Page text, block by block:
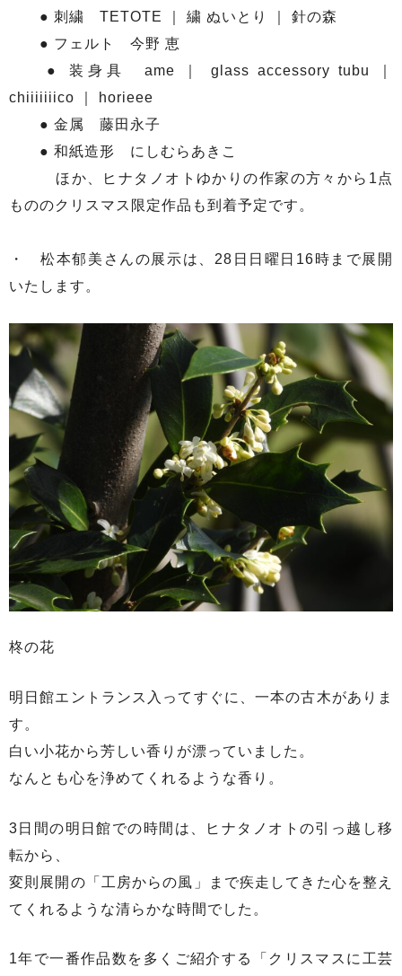
● 刺繍 TETOTE ｜ 繍 ぬいとり ｜ 針の森
● フェルト 今野 恵
● 装身具 ame ｜ glass accessory tubu ｜
chiiiiiiico ｜ horieee
● 金属 藤田永子
● 和紙造形 にしむらあきこ
ほか、ヒナタノオトゆかりの作家の方々から1点
もののクリスマス限定作品も到着予定です。
・ 松本郁美さんの展示は、28日日曜日16時まで展開
いたします。
柊の花
明日館エントランス入ってすぐに、一本の古木がありま
す。
白い小花から芳しい香りが漂っていました。
なんとも心を浄めてくれるような香り。
3日間の明日館での時間は、ヒナタノオトの引っ越し移
転から、
変則展開の「工房からの風」まで疾走してきた心を整え
てくれるような清らかな時間でした。
1年で一番作品数を多くご紹介する「クリスマスに工芸